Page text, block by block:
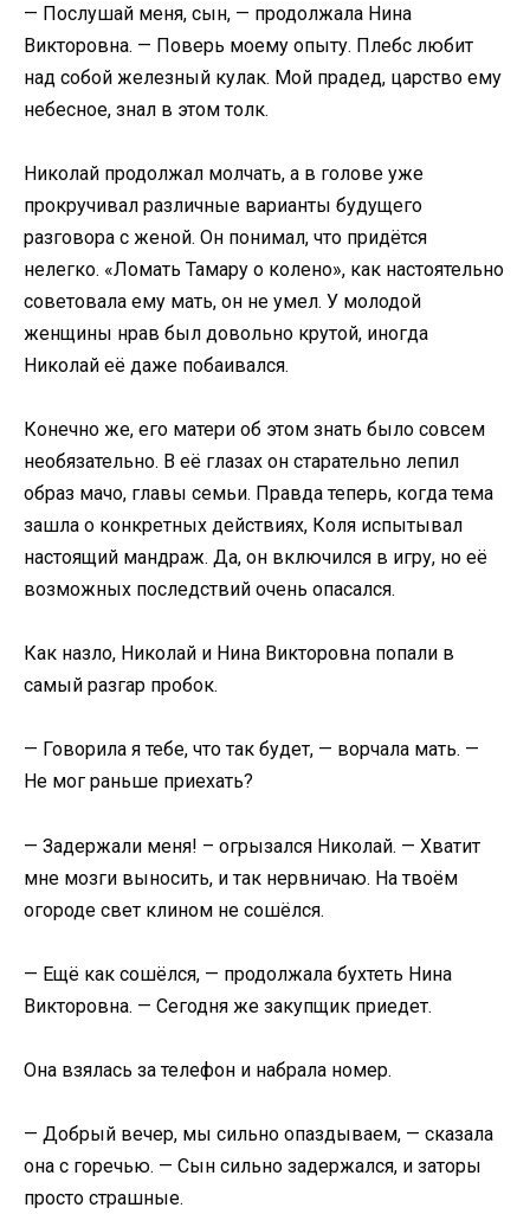
— Послушай меня, сын, — продолжала Нина
Викторовна. — Поверь моему опыту. Плебс любит
над собой железный кулак. Мой прадед, царство ему
небесное, знал в этом толк.
Николай продолжал молчать, а в голове уже
прокручивал различные варианты будущего
разговора с женой. Он понимал, что придётся
нелегко. «Ломать Тамару о колено», как настоятельно
советовала ему мать, он не умел. У молодой
женщины нрав был довольно крутой, иногда
Николай её даже побаивался.
Конечно же, его матери об этом знать было совсем
необязательно. В её глазах он старательно лепил
образ мачо, главы семьи. Правда теперь, когда тема
зашла о конкретных действиях, Коля испытывал
настоящий мандраж. Да, он включился в игру, но её
возможных последствий очень опасался.
Как назло, Николай и Нина Викторовна попали в
самый разгар пробок.
— Говорила я тебе, что так будет, — ворчала мать. —
Не мог раньше приехать?
— Задержали меня! – огрызался Николай. — Хватит
мне мозги выносить, и так нервничаю. На твоём
огороде свет клином не сошёлся.
— Ещё как сошёлся, — продолжала бухтеть Нина
Викторовна. — Сегодня же закупщик приедет.
Она взялась за телефон и набрала номер.
— Добрый вечер, мы сильно опаздываем, — сказала
она с горечью. — Сын сильно задержался, и заторы
просто страшные.